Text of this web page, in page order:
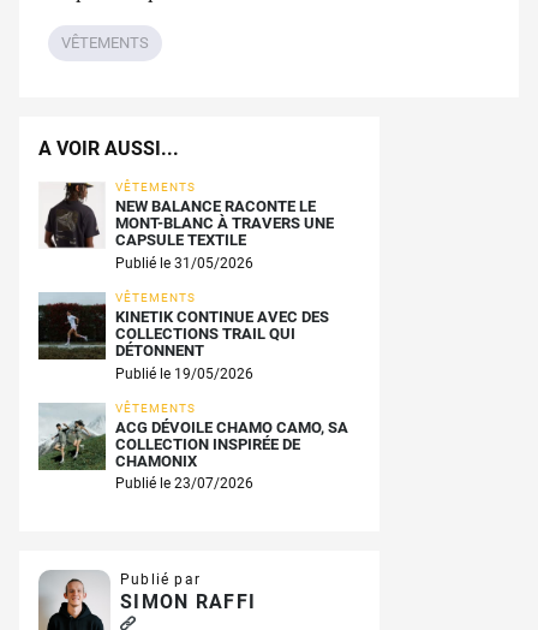
VÊTEMENTS
A VOIR AUSSI...
VÊTEMENTS
NEW BALANCE RACONTE LE
MONT-BLANC À TRAVERS UNE
CAPSULE TEXTILE
Publié le 31/05/2026
VÊTEMENTS
KINETIK CONTINUE AVEC DES
COLLECTIONS TRAIL QUI
DÉTONNENT
Publié le 19/05/2026
VÊTEMENTS
ACG DÉVOILE CHAMO CAMO, SA
COLLECTION INSPIRÉE DE
CHAMONIX
Publié le 23/07/2026
Publié par
SIMON RAFFI